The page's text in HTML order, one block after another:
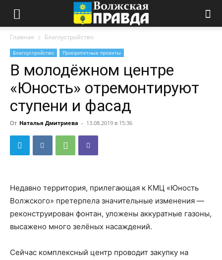
Главная Благоустройство
Благоустройство Приоритетные проекты
В молодёжном центре
«Юность» отремонтируют
ступени и фасад
От Наталья Дмитриева - 13.08.2019 в 15:36
Недавно территория, прилегающая к КМЦ «Юность
Волжского» претерпела значительные изменения —
реконструирован фонтан, уложены аккуратные газоны,
высажено много зелёных насаждений.
Сейчас комплексный центр проводит закупку на